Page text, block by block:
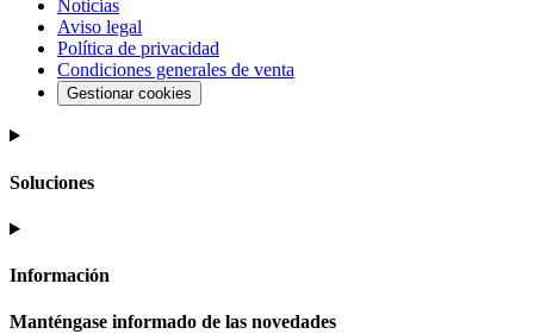
Noticias
Aviso legal
Política de privacidad
Condiciones generales de venta
Gestionar cookies
Soluciones
Información
Manténgase informado de las novedades